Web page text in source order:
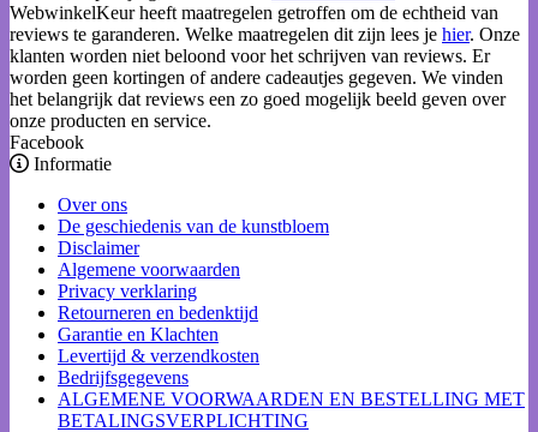
WebwinkelKeur heeft maatregelen getroffen om de echtheid van
reviews te garanderen. Welke maatregelen dit zijn lees je hier. Onze
klanten worden niet beloond voor het schrijven van reviews. Er
worden geen kortingen of andere cadeautjes gegeven. We vinden
het belangrijk dat reviews een zo goed mogelijk beeld geven over
onze producten en service.
Facebook
Informatie
Over ons
De geschiedenis van de kunstbloem
Disclaimer
Algemene voorwaarden
Privacy verklaring
Retourneren en bedenktijd
Garantie en Klachten
Levertijd & verzendkosten
Bedrijfsgegevens
ALGEMENE VOORWAARDEN EN BESTELLING MET
BETALINGSVERPLICHTING